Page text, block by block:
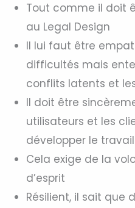
Tout comme il doit
au Legal Design
Il lui faut être
difficultés mais
conflits latents et
Il doit être
utilisateurs et les
développer le
Cela exige de la
d’esprit
Résilient, il sait que